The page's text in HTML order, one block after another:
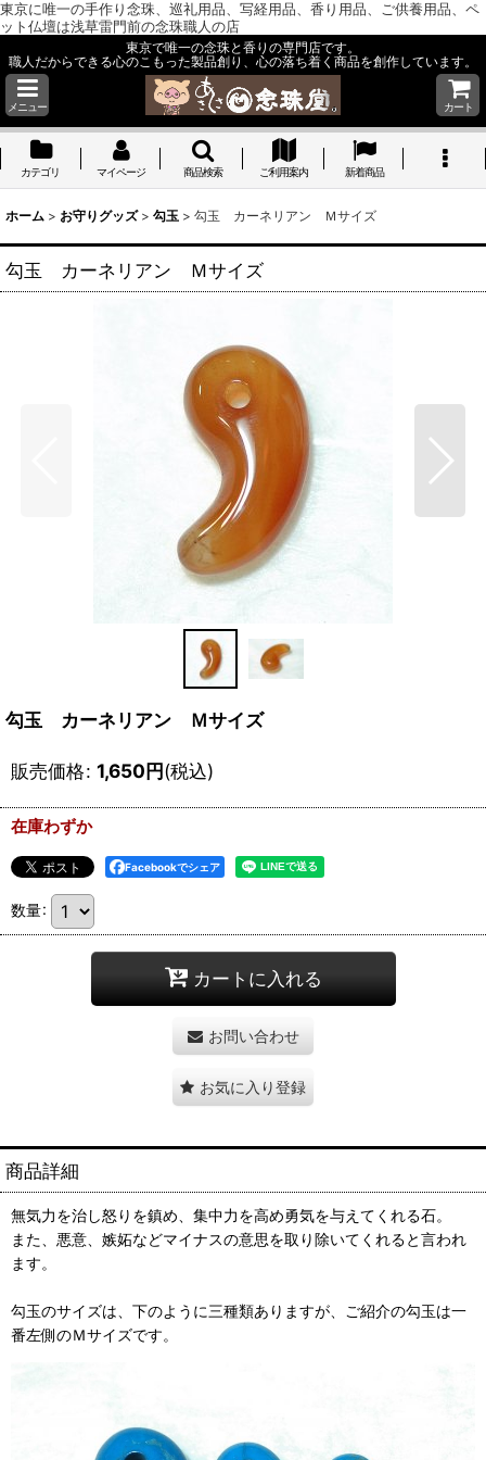
東京に唯一の手作り念珠、巡礼用品、写経用品、香り用品、ご供養用品、ペ
ット仏壇は浅草雷門前の念珠職人の店
東京で唯一の念珠と香りの専門店です。
職人だからできる心のこもった製品創り、心の落ち着く商品を創作しています。
メニュー カート
カテゴリ マイページ 商品検索 ご利用案内 新着商品
ホーム > お守りグッズ > 勾玉 > 勾玉 カーネリアン Ｍサイズ
勾玉 カーネリアン Ｍサイズ
勾玉 カーネリアン Ｍサイズ
販売価格: 1,650円(税込)
在庫わずか
Facebookでシェア
数量:
カートに入れる
お問い合わせ
お気に入り登録
商品詳細
無気力を治し怒りを鎮め、集中力を高め勇気を与えてくれる石。
また、悪意、嫉妬などマイナスの意思を取り除いてくれると言われ
ます。
勾玉のサイズは、下のように三種類ありますが、ご紹介の勾玉は一
番左側のＭサイズです。